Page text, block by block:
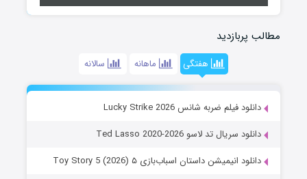
مطالب پربازدید
هفتگی ماهانه سالانه
دانلود فیلم ضربه شانس Lucky Strike 2026
دانلود سریال تد لاسو Ted Lasso 2020-2026
دانلود انیمیشن داستان اسباب‌بازی ۵ Toy Story 5 (2026)